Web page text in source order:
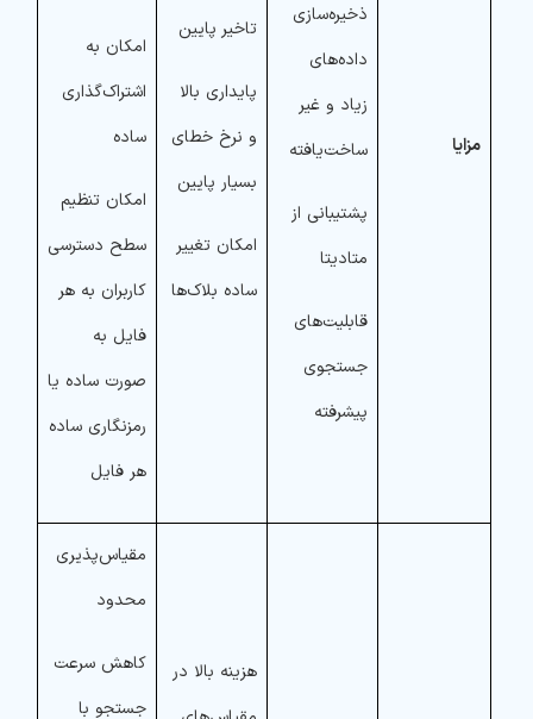
مزایا
ذخیره‌سازی
داده‌های
زیاد و غیر
ساخت‌یافته
پشتیبانی از
متادیتا
قابلیت‌های
جستجوی
پیشرفته
تاخیر پایین
پایداری بالا
و نرخ خطای
بسیار پایین
امکان تغییر
ساده بلاک‌ها
امکان به
اشتراک‌گذاری
ساده
امکان تنظیم
سطح دسترسی
کاربران به هر
فایل به
صورت ساده یا
رمزنگاری ساده
هر فایل
هزینه بالا در
مقیاس‌پذیری
محدود
کاهش سرعت
جستجو با